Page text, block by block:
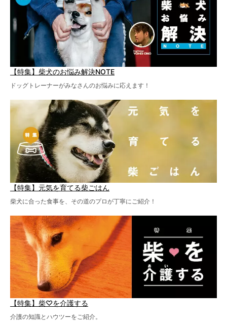
【特集】柴犬のお悩み解決NOTE
ドッグトレーナーがみなさんのお悩みに応えます！
【特集】元気を育てる柴ごはん
柴犬に合った食事を、その道のプロが丁寧にご紹介！
【特集】柴♡を介護する
介護の知識とハウツーをご紹介。